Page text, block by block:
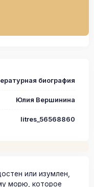
биография
Юлия Вершинина
litres_56568860
или изумлен,
морю, которое